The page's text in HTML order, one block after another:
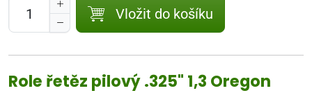
Vložit do košíku
Role řetěz pilový .325" 1,3 Oregon